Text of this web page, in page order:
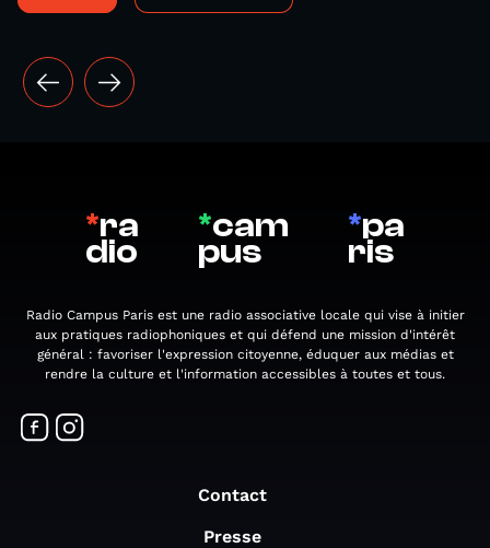
*ra
dio
*cam
pus
*pa
ris
Radio Campus Paris est une radio associative locale qui vise à initier
aux pratiques radiophoniques et qui défend une mission d'intérêt
général : favoriser l'expression citoyenne, éduquer aux médias et
rendre la culture et l'information accessibles à toutes et tous.
Contact
Presse